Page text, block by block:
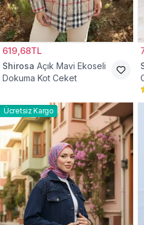
619,68TL
Shirosa Açık Mavi Ekoseli
Dokuma Kot Ceket
Ücretsiz Kargo